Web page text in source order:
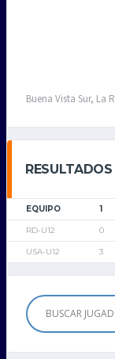
Buena Vista Sur, La
RESULTADOS
EQUIPO 1
RD-U12 0
USA-U12 3